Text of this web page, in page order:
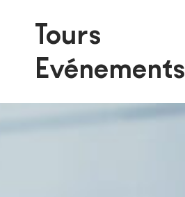
Tours
Evénements